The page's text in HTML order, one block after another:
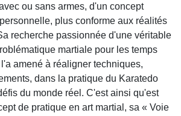
ou sans armes, d'un concept
plus conforme aux réalités
recherche passionnée d'une véritable
martiale pour les temps
amené à réaligner techniques,
dans la pratique du Karatedo
du monde réel. C'est ainsi qu'est
de pratique en art martial, sa « Voie